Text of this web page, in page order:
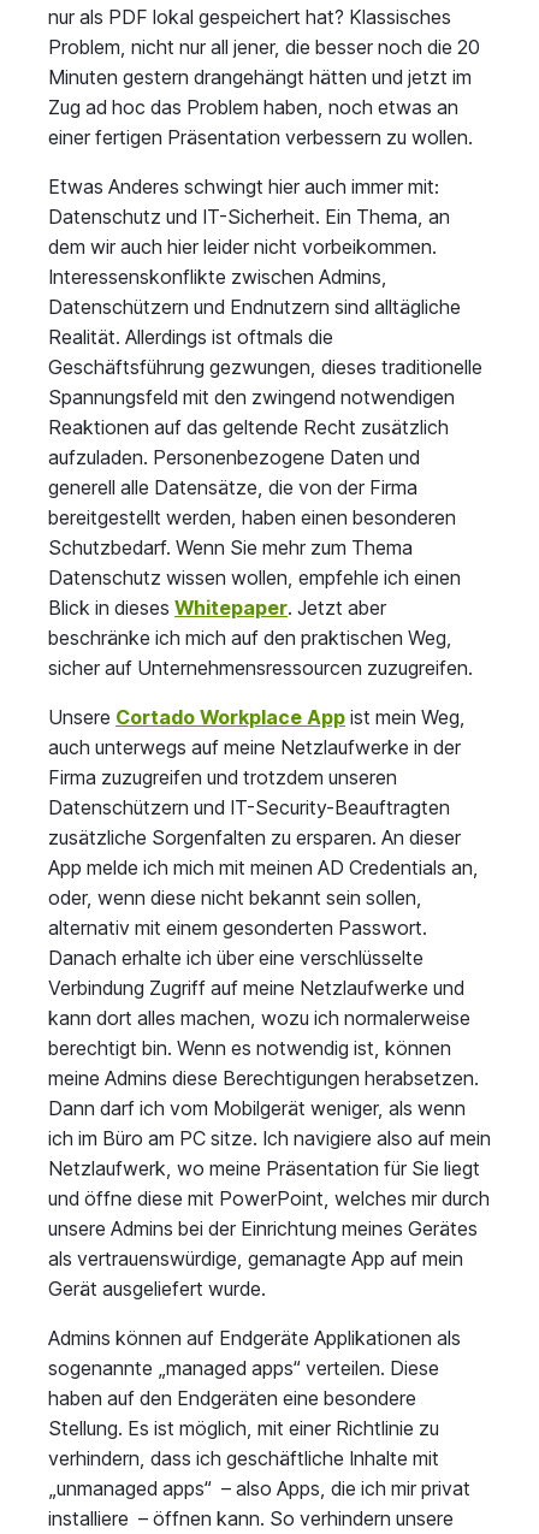
nur als PDF lokal gespeichert hat? Klassisches
Problem, nicht nur all jener, die besser noch die 20
Minuten gestern drangehängt hätten und jetzt im
Zug ad hoc das Problem haben, noch etwas an
einer fertigen Präsentation verbessern zu wollen.
Etwas Anderes schwingt hier auch immer mit:
Datenschutz und IT-Sicherheit. Ein Thema, an
dem wir auch hier leider nicht vorbeikommen.
Interessenskonflikte zwischen Admins,
Datenschützern und Endnutzern sind alltägliche
Realität. Allerdings ist oftmals die
Geschäftsführung gezwungen, dieses traditionelle
Spannungsfeld mit den zwingend notwendigen
Reaktionen auf das geltende Recht zusätzlich
aufzuladen. Personenbezogene Daten und
generell alle Datensätze, die von der Firma
bereitgestellt werden, haben einen besonderen
Schutzbedarf. Wenn Sie mehr zum Thema
Datenschutz wissen wollen, empfehle ich einen
Blick in dieses Whitepaper. Jetzt aber
beschränke ich mich auf den praktischen Weg,
sicher auf Unternehmensressourcen zuzugreifen.
Unsere Cortado Workplace App ist mein Weg,
auch unterwegs auf meine Netzlaufwerke in der
Firma zuzugreifen und trotzdem unseren
Datenschützern und IT-Security-Beauftragten
zusätzliche Sorgenfalten zu ersparen. An dieser
App melde ich mich mit meinen AD Credentials an,
oder, wenn diese nicht bekannt sein sollen,
alternativ mit einem gesonderten Passwort.
Danach erhalte ich über eine verschlüsselte
Verbindung Zugriff auf meine Netzlaufwerke und
kann dort alles machen, wozu ich normalerweise
berechtigt bin. Wenn es notwendig ist, können
meine Admins diese Berechtigungen herabsetzen.
Dann darf ich vom Mobilgerät weniger, als wenn
ich im Büro am PC sitze. Ich navigiere also auf mein
Netzlaufwerk, wo meine Präsentation für Sie liegt
und öffne diese mit PowerPoint, welches mir durch
unsere Admins bei der Einrichtung meines Gerätes
als vertrauenswürdige, gemanagte App auf mein
Gerät ausgeliefert wurde.
Admins können auf Endgeräte Applikationen als
sogenannte „managed apps“ verteilen. Diese
haben auf den Endgeräten eine besondere
Stellung. Es ist möglich, mit einer Richtlinie zu
verhindern, dass ich geschäftliche Inhalte mit
„unmanaged apps“ – also Apps, die ich mir privat
installiere – öffnen kann. So verhindern unsere